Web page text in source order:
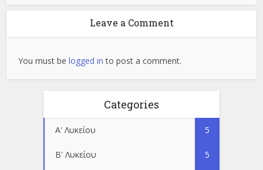
Leave a Comment
You must belogged in to post a comment.
Categories
Α' Λυκείου 5
Β' Λυκείου 5